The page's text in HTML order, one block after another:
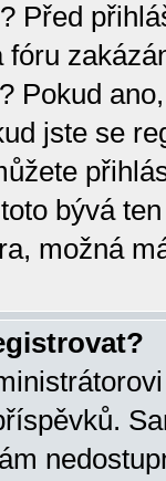
Před
Pokud
jste se
bývá
možná